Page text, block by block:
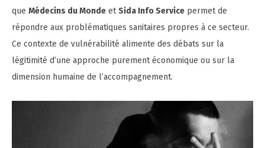
que Médecins du Monde etSida Info Service permet de
répondre aux problématiques sanitaires propres à ce secteur.
Ce contexte de vulnérabilité alimente des débats sur la
légitimité d’une approche purement économique ou sur la
dimension humaine de l’accompagnement.